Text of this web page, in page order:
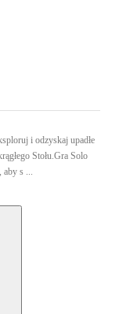
i odzyskaj upadłe
Stołu.Gra Solo
aby s ...